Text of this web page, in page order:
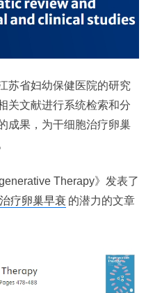
苏省妇幼保健医院的研究
关文献进行系统检索和分
成果，为干细胞治疗卵巢
Therapy》发表了
疗卵巢早衰 的潜力的文章